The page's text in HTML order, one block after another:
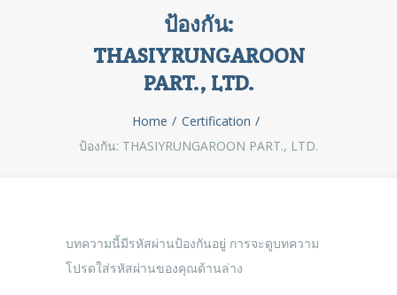
ป้องกัน:
THASIYRUNGAROON
PART., LTD.
Home
Certification
ป้องกัน: THASIYRUNGAROON PART., LTD.
บทความนี้มีรหัสผ่านป้องกันอยู่ การจะดูบทความ
โปรดใส่รหัสผ่านของคุณด้านล่าง